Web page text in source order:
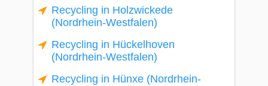
Recycling in Holzwickede
(Nordrhein-Westfalen)
Recycling in Hückelhoven
(Nordrhein-Westfalen)
Recycling in Hünxe (Nordrhein-